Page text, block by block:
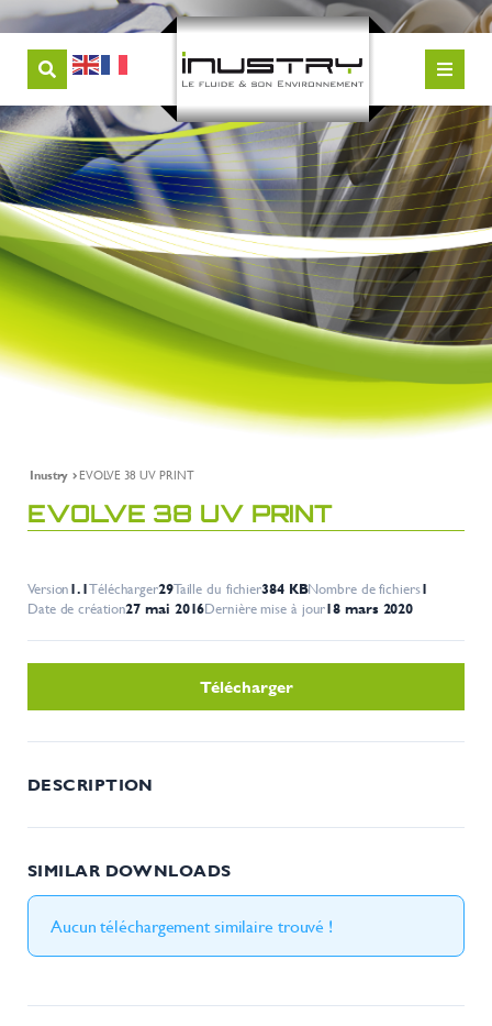
Inustry EVOLVE 38 UV PRINT
EVOLVE 38 UV PRINT
Version1.1Télécharger29Taille du fichier384 KBNombre de fichiers1
Date de création27 mai 2016Dernière mise à jour18 mars 2020
Télécharger
DESCRIPTION
SIMILAR DOWNLOADS
Aucun téléchargement similaire trouvé !